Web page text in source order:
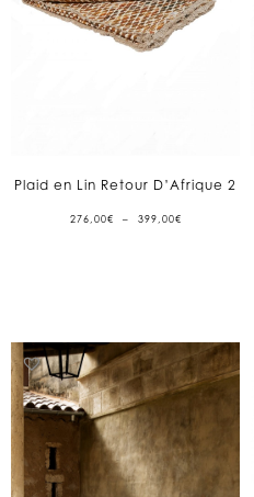
Plaid en Lin Retour D’Afrique 2
276,00€ – 399,00€PLAGE
DE